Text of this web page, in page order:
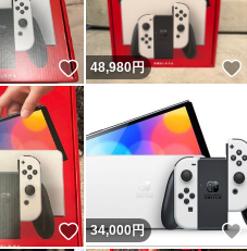
いいね！
48,980円
いいね！
34,000円